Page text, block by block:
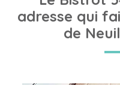
adresse qui
de